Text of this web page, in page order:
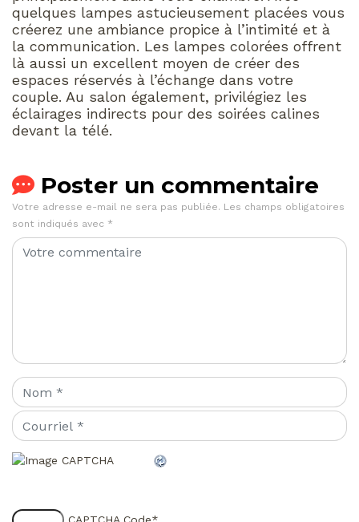
quelques lampes astucieusement placées vous
créerez une ambiance propice à l’intimité et à
la communication. Les lampes colorées offrent
là aussi un excellent moyen de créer des
espaces réservés à l’échange dans votre
couple. Au salon également, privilégiez les
éclairages indirects pour des soirées calines
devant la télé.
Poster un commentaire
Votre adresse e-mail ne sera pas publiée. Les champs obligatoires
sont indiqués avec *